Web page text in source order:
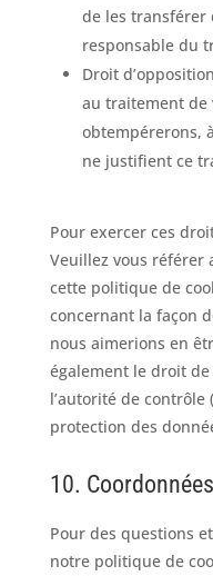
de les transférer
responsable du
Droit
au traitement de
obtempérerons,
ne justifient ce
Pour exercer ces
Veuillez vous référer
cette politique de
concernant la façon
nous aimerions en
également le droit
l’autorité de contrôle
protection des
10. Coordonnées
Pour des questions
notre politique de